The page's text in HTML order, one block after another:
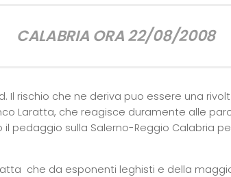
CALABRIA ORA 22/08/2008
Il rischio che ne deriva puo essere una
Laratta, che reagisce duramente alle
pedaggio sulla Salerno-Reggio Calabria
 che da esponenti leghisti e della